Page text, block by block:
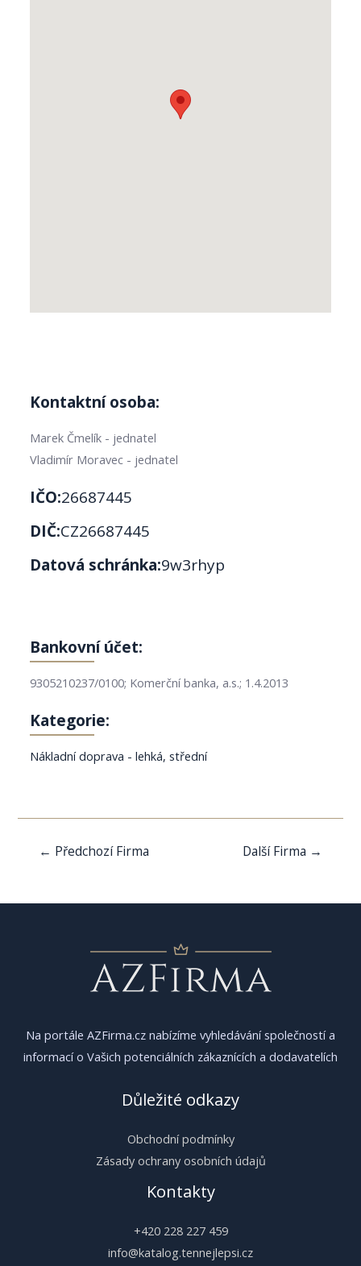
Kontaktní osoba:
Marek Čmelík - jednatel
Vladimír Moravec - jednatel
IČO:26687445
DIČ:CZ26687445
Datová schránka:9w3rhyp
Bankovní účet:
9305210237/0100; Komerční banka, a.s.; 1.4.2013
Kategorie:
Nákladní doprava - lehká, střední
Navigace
← Předchozí Firma Další Firma →
Na portále AZFirma.cz nabízíme vyhledávání společností a
informací o Vašich potenciálních zákaznících a dodavatelích
Důležité odkazy
Obchodní podmínky
Zásady ochrany osobních údajů
Kontakty
+420 228 227 459
info@katalog.tennejlepsi.cz